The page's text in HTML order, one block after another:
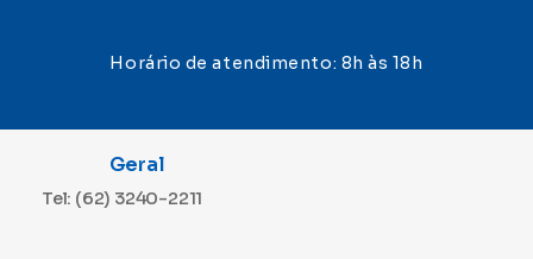
Horário de atendimento: 8h às 18h
Geral
Tel: (62) 3240-2211